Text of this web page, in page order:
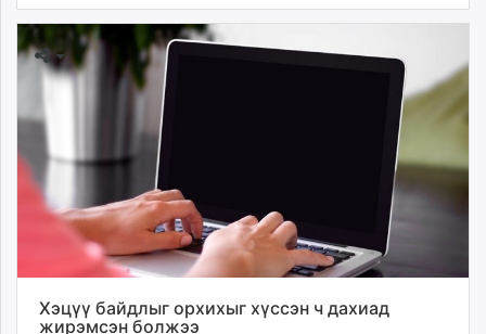
Хэцүү байдлыг орхихыг хүссэн ч дахиад
жирэмсэн болжээ